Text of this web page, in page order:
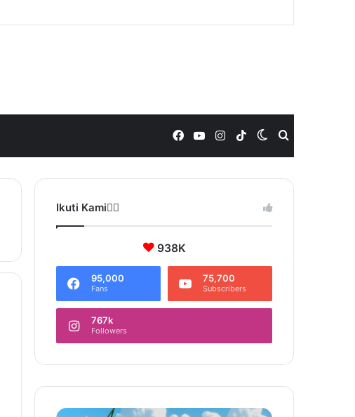
Switch
skin
TikTok
Instagram
YouTube
Facebook
Ikuti Kami❤️‍🔥
938K
95,000
Fans
75,700
Subscribers
767k
Followers